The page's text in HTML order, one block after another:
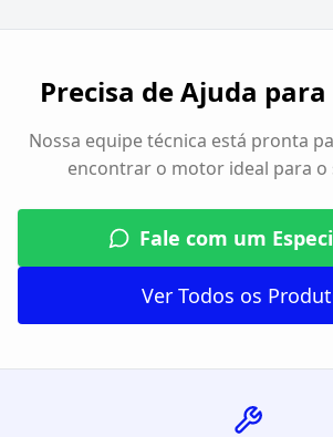
Precisa de Ajuda para
Nossa equipe técnica está pronta
encontrar o motor ideal para o
Fale com um
Ver Todos os